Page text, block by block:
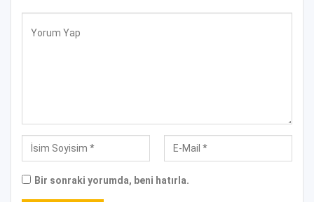
Bir sonraki yorumda, beni hatırla.